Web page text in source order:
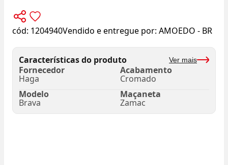
cód: 1204940Vendido e entregue por: AMOEDO - BR
Características do produto Ver mais
Fornecedor
Haga
Acabamento
Cromado
Modelo
Brava
Maçaneta
Zamac